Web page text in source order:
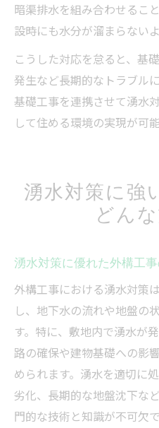
暗渠排水を組み合わせるこ
設時にも水分が溜まらない
こうした対応を怠ると、基
発生など長期的なトラブル
基礎工事を連携させて湧水
して住める環境の実現が可
湧水対策に強
どん
湧水対策に優れた外構工
外構工事における湧水対策
し、地下水の流れや地盤の
す。特に、敷地内で湧水が
路の確保や建物基礎への影
められます。湧水を適切に
劣化、長期的な地盤沈下な
門的な技術と知識が不可欠で